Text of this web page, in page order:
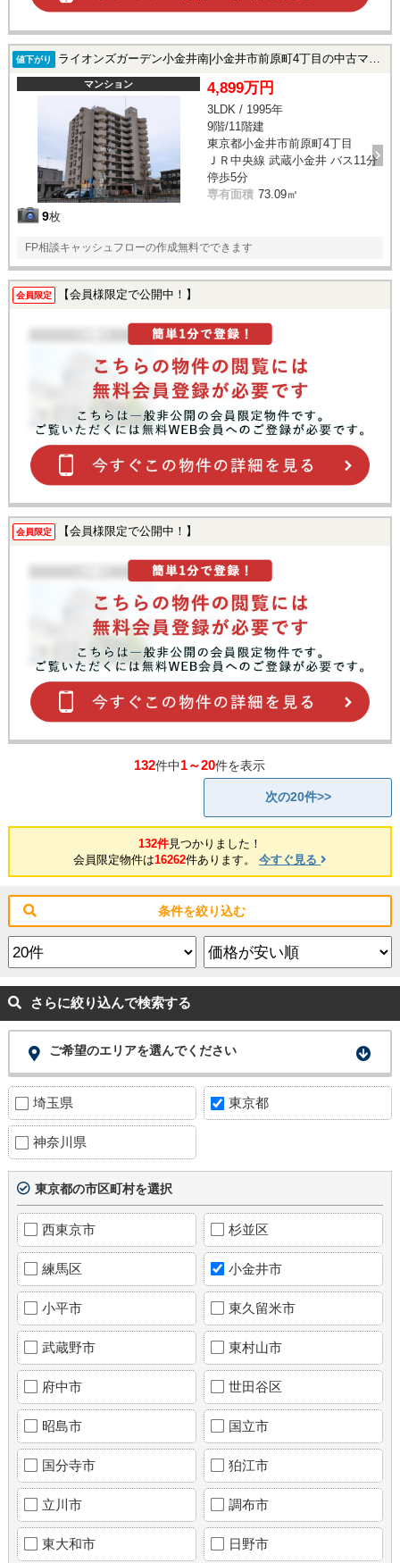
値下がり ライオンズガーデン小金井南|小金井市前原町4丁目の中古マンション
マンション
9枚
4,899万円
3LDK / 1995年
9階/11階建
東京都小金井市前原町4丁目
ＪＲ中央線 武蔵小金井 バス11分
停歩5分
専有面積 73.09㎡
FP相談キャッシュフローの作成無料でできます
会員限定 【会員様限定で公開中！】
会員限定 【会員様限定で公開中！】
132件中1～20件を表示
次の20件>>
132件見つかりました！
会員限定物件は16262件あります。 今すぐ見る
条件を絞り込む
さらに絞り込んで検索する
ご希望のエリアを選んでください
埼玉県 東京都
神奈川県
東京都の市区町村を選択
西東京市 杉並区
練馬区 小金井市
小平市 東久留米市
武蔵野市 東村山市
府中市 世田谷区
昭島市 国立市
国分寺市 狛江市
立川市 調布市
東大和市 日野市